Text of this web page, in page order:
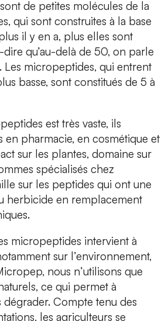
de petites molécules de la
qui sont construites à la base
il y en a, plus elles sont
dire qu’au-delà de 50, on parle
micropeptides, qui entrent
basse, sont constitués de 5 à
est très vaste, ils
en pharmacie, en cosmétique et
sur les plantes, domaine sur
spécialisés chez
sur les peptides qui ont une
herbicide en remplacement
micropeptides intervient à
sur l’environnement,
nous n’utilisons que
ce qui permet à
dégrader. Compte tenu des
les agriculteurs se